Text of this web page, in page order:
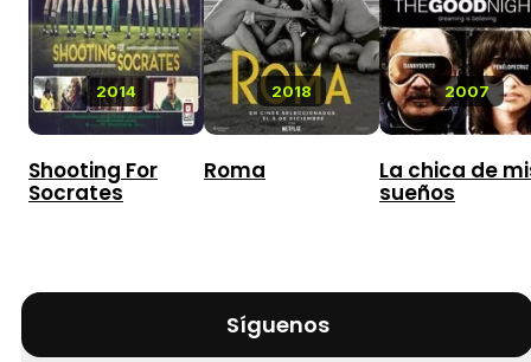
2014
Shooting For
Socrates
2018
Roma
2007
La chica de
sueños
Síguenos